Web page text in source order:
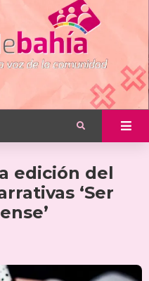
edición del
‘Ser